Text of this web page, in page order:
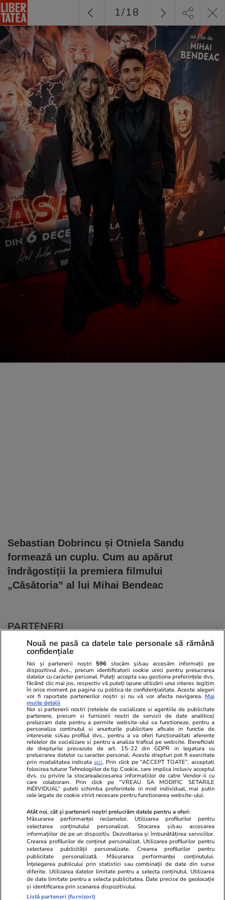
Sebastian Dobrincu și Otniela Sandu
formează un cuplu. Cum au apărut
îndrăgostiții la premiera filmului
„Căsătoria” al lui Mihai Bendeac
1/18
PARTENERI
Viva.ro
"Nici acum nu îi știu bine. Nu îi știu familia".
A tăcut luni întregi, dar acum Gina Matache a
spus adevărul despre relația cu ginerele ei,
Radu Siffr...
Unica.ro
Nu și ei! S-au
căsnicie! Cei doi
secret. Nimeni
motiv al
© 2026 Ringier Romania. Toate drepturile rezervate
Actualizare preferințe cookies
Nouă ne pasă ca datele tale personale să rămână
confidențiale
Noi și partenerii noștri 596 stocăm și/sau accesăm informații pe
dispozitivul dvs., precum identificatorii cookie unici pentru prelucrarea
datelor cu caracter personal. Puteți accepta sau gestiona preferințele dvs.
făcând clic mai jos, respectiv vă puteți opune utilizării unui interes legitim
în orice moment pe pagina cu politica de confidențialitate. Aceste alegeri
vor fi raportate partenerilor noștri și nu vă vor afecta navigarea. Mai
multe detalii
Noi si partenerii nostri (retelele de socializare si agentiile de publicitate
partenere, precum si furnizorii nostri de servicii de date analitice)
prelucram date pentru a permite website-ului sa functioneze, pentru a
personaliza continutul si anunturile publicitare afisate in functie de
interesele si/sau profilul dvs., pentru a va oferi functionalitati aferente
retelelor de socializare si pentru a analiza traficul pe website. Beneficiati
de drepturile prevazute de art. 15-22 din GDPR in legatura cu
prelucrarea datelor cu caracter personal. Aceste drepturi pot fi exercitate
prin modalitatea indicataaici. Prin click pe “ACCEPT TOATE”, acceptati
folosirea tuturor Tehnologiilor de tip Cookie, care implica inclusiv acceptul
dvs. cu privire la stocarea/accesarea informatiilor de catre Vendor-ii cu
care colaboram. Prin click pe “VREAU SA MODIFIC SETARILE
INDIVIDUAL” puteti schimba preferintele in mod individual, mai putin
cele legate de cookie strict necesare pentru functionarea website-ului.
Atât noi, cât și partenerii noștri prelucrăm datele pentru a oferi:
Măsurarea performanței reclamelor. Utilizarea profilurilor pentru
selectarea conținutului personalizat. Stocarea și/sau accesarea
informațiilor de pe un dispozitiv. Dezvoltarea și îmbunătățirea serviciilor.
Crearea profilurilor de conținut personalizat. Utilizarea profilurilor pentru
selectarea publicității personalizate. Crearea profilurilor pentru
publicitate personalizată. Măsurarea performanței conținutului.
Înțelegerea publicului prin statistici sau combinații de date din surse
diferite. Utilizarea datelor limitate pentru a selecta conținutul. Utilizarea
de date limitate pentru a selecta publicitatea. Date precise de geolocație
și identificarea prin scanarea dispozitivului.
Listă parteneri (furnizori)